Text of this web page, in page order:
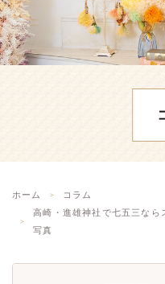
ホーム
コラム
高崎・進雄神社で七五三なら
写真